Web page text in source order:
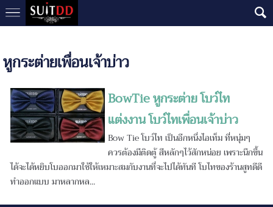
หูกระต่ายเพื่อนเจ้าบ่าว
BowTie หูกระต่าย โบว์ไท
แต่งงาน โบว์ไทเพื่อนเจ้าบ่าว
Bow Tie โบว์ไท เป็นอีกหนึ่งไอเท็ม ที่หนุ่มๆ
ควรต้องมีติดตู้ สีหลักๆไว้สักหน่อย เพราะนึกขึ้น
ได้จะได้หยิบโบออกมาใช้ให้เหมาะสมกับงานที่จะไปได้ทันที โบไทของร้านสูทดีดี
ทำออกแบบ มาหลากหล...